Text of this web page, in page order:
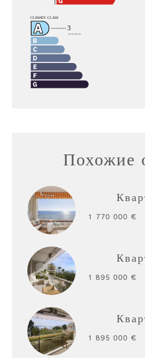
Похожие
1 770 000 €
1 895 000 €
1 895 000 €